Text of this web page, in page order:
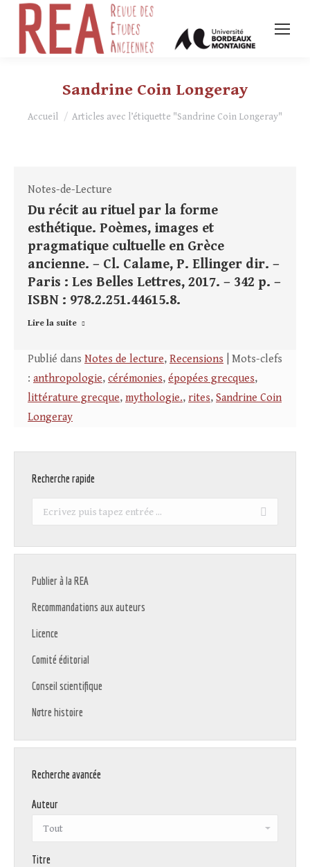
Sandrine Coin Longeray
Vous êtes ici :
Accueil Articles avec l’étiquette "Sandrine Coin Longeray"
Notes-de-Lecture
Du récit au rituel par la forme
esthétique. Poèmes, images et
pragmatique cultuelle en Grèce
ancienne. – Cl. Calame, P. Ellinger dir. –
Paris : Les Belles Lettres, 2017. – 342 p. –
ISBN : 978.2.251.44615.8.
Lire la suite
Publié dans Notes de lecture, Recensions | Mots-clefs
: anthropologie, cérémonies, épopées grecques,
littérature grecque, mythologie., rites, Sandrine Coin
Longeray
Recherche rapide
Recherche
Publier à la REA
Recommandations aux auteurs
Licence
Comité éditorial
Conseil scientifique
Notre histoire
Recherche avancée
Auteur
Titre